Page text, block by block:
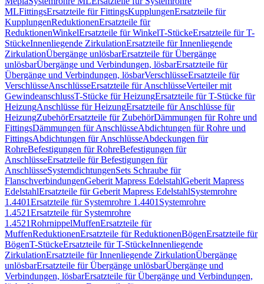
MLFittingsErsatzteile für FittingsKupplungenErsatzteile für
KupplungenReduktionenErsatzteile für
ReduktionenWinkelErsatzteile für WinkelT-StückeErsatzteile für T-
StückeInnenliegende ZirkulationErsatzteile für Innenliegende
ZirkulationÜbergänge unlösbarErsatzteile für Übergänge
unlösbarÜbergänge und Verbindungen, lösbarErsatzteile für
Übergänge und Verbindungen, lösbarVerschlüsseErsatzteile für
VerschlüsseAnschlüsseErsatzteile für AnschlüsseVerteiler mit
GewindeanschlussT-Stücke für HeizungErsatzteile für T-Stücke für
HeizungAnschlüsse für HeizungErsatzteile für Anschlüsse für
HeizungZubehörErsatzteile für ZubehörDämmungen für Rohre und
FittingsDämmungen für AnschlüsseAbdichtungen für Rohre und
FittingsAbdichtungen für AnschlüsseAbdeckungen für
RohreBefestigungen für RohreBefestigungen für
AnschlüsseErsatzteile für Befestigungen für
AnschlüsseSystemdichtungenSets Schraube für
FlanschverbindungenGeberit Mapress EdelstahlGeberit Mapress
EdelstahlErsatzteile für Geberit Mapress EdelstahlSystemrohre
1.4401Ersatzteile für Systemrohre 1.4401 Systemrohre
1.4521Ersatzteile für Systemrohre
1.4521RohrnippelMuffenErsatzteile für
MuffenReduktionenErsatzteile für ReduktionenBögenErsatzteile für
BögenT-StückeErsatzteile für T-StückeInnenliegende
ZirkulationErsatzteile für Innenliegende ZirkulationÜbergänge
unlösbarErsatzteile für Übergänge unlösbarÜbergänge und
Verbindungen, lösbarErsatzteile für Übergänge und Verbindungen,